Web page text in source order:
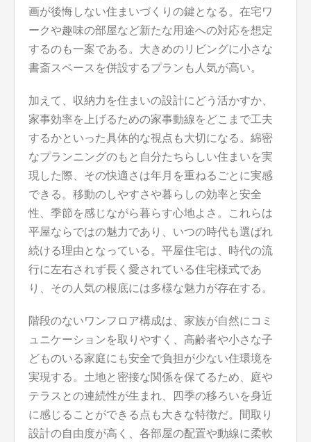
画が後悔しない住まいづくりの鍵となる。在宅ワ
ークや趣味の部屋など新たな用途への対応を想定
するのも一案である。大きめのリビングに小さな
書斎スペースを併設するプランも人気が高い。
加えて、収納力を住まいの設計にどう活かすか、
家事効率を上げるための家事動線をどこまで工夫
するかといった具体的な視点も大切になる。綿密
なプランニングのもと自分たちらしい住まいを実
現した際、その快適さは年月を重ねるごとに実感
できる。移動のしやすさや暮らしの効率と安全
性、季節を感じながら暮らす心地よさ。これらは
平屋ならではの魅力であり、いつの時代も選ばれ
続ける理由となっている。平屋住宅は、時代の流
行に左右されず長く愛されている住宅様式であ
り、その人気の根底には多様な魅力が存在する。
階段のないワンフロア構成は、家族が自然にコミ
ュニケーションを取りやすく、高齢者や小さな子
どものいる家庭にも安全で負担が少ない住環境を
実現する。土地と密接な関係を保てるため、庭や
テラスとの連続性が生まれ、四季の移ろいを身近
に感じることができる点も大きな特徴だ。間取り
設計の自由度が高く、各部屋の配置や動線に柔軟